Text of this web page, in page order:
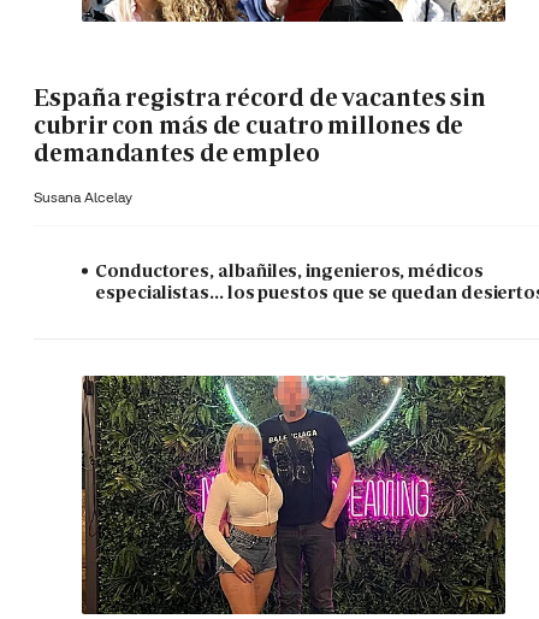
España registra récord de vacantes sin
cubrir con más de cuatro millones de
demandantes de empleo
Susana Alcelay
Conductores, albañiles, ingenieros, médicos
especialistas... los puestos que se quedan